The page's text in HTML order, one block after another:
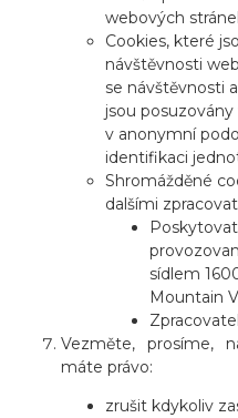
webových
Cookies, které
návštěvnosti
se návštěvnosti
jsou
v anonymní
identifikaci
Shromážděné
dalšími
sídlem
Mountain
Vezměte, prosíme,
máte právo:
zrušit kdykoliv